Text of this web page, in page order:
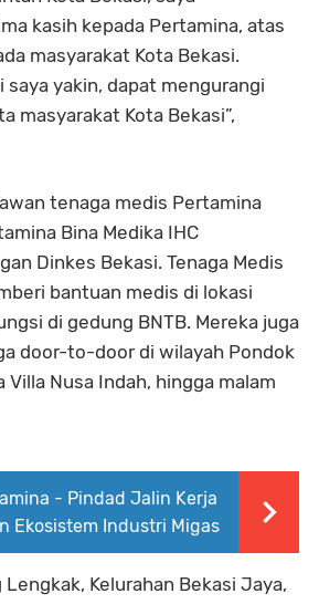
kasih kepada Pertamina, atas
masyarakat Kota Bekasi.
saya yakin, dapat mengurangi
masyarakat Kota Bekasi”,
tenaga medis Pertamina
Bina Medika IHC
Dinkes Bekasi. Tenaga Medis
bantuan medis di lokasi
di gedung BNTB. Mereka juga
door-to-door di wilayah Pondok
Villa Nusa Indah, hingga malam
- Pindad Jalin Kerja
Ekosistem Industri Migas
Kelurahan Bekasi Jaya,